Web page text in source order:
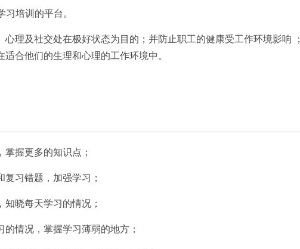
培训的平台。
理及社交处在极好状态为目的；并防止职工的健康受工作环境影响 ；
合他们的生理和心理的工作环境中。
握更多的知识点；
习错题，加强学习；
晓每天学习的情况；
情况，掌握学习薄弱的地方；